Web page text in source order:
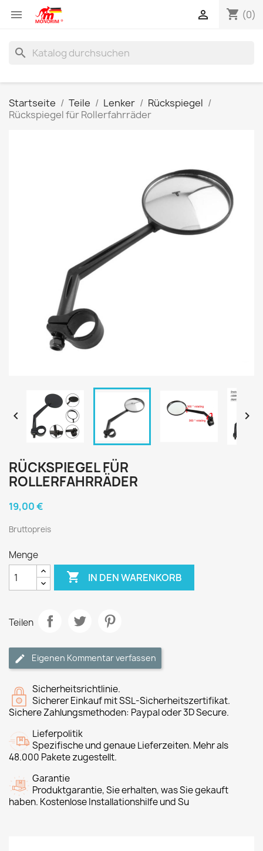
 shopping_cart (0)

search
Startseite Teile Lenker
Rückspiegel
Rückspiegel für Rollerfahrräder
 
RÜCKSPIEGEL FÜR
ROLLERFAHRRÄDER
19,00 €
Bruttopreis
Menge
 IN DEN WARENKORB
Teilen
Eigenen Kommentar verfassen
Sicherheitsrichtlinie.
Sicherer Einkauf mit SSL-Sicherheitszertifikat.
Sichere Zahlungsmethoden: Paypal oder 3D Secure.
Lieferpolitik
Spezifische und genaue Lieferzeiten. Mehr als
48.000 Pakete zugestellt.
Garantie
Produktgarantie, Sie erhalten, was Sie gekauft
haben. Kostenlose Installationshilfe und Su